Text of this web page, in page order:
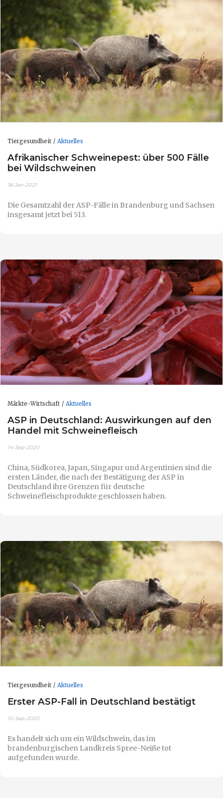
Tiergesundheit Aktuelles
Afrikanischer Schweinepest: über 500 Fälle
bei Wildschweinen
18-Jan-2021
Die Gesamtzahl der ASP-Fälle in Brandenburg und Sachsen
insgesamt jetzt bei 513.
Märkte-Wirtschaft Aktuelles
ASP in Deutschland: Auswirkungen auf den
Handel mit Schweinefleisch
14-Sep-2020
China, Südkorea, Japan, Singapur und Argentinien sind die
ersten Länder, die nach der Bestätigung der ASP in
Deutschland ihre Grenzen für deutsche
Schweinefleischprodukte geschlossen haben.
Tiergesundheit Aktuelles
Erster ASP-Fall in Deutschland bestätigt
10-Sep-2020
Es handelt sich um ein Wildschwein, das im
brandenburgischen Landkreis Spree-Neiße tot
aufgefunden wurde.